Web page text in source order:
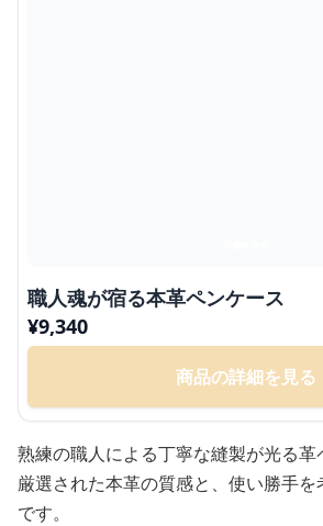
職人魂が宿る本革ペンケース
¥9,340
商品の詳細を見る
熟練の職人による丁寧な縫製が光る革
厳選された本革の質感と、使い勝手
です。